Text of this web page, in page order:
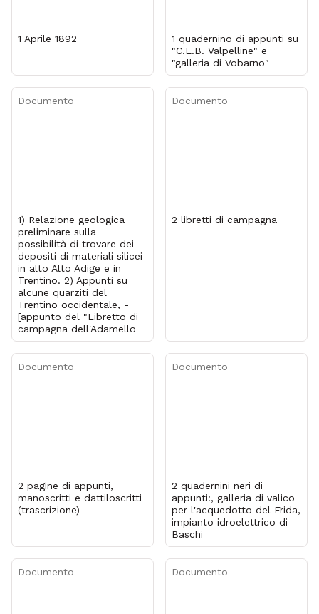
1 Aprile 1892
1 quadernino di appunti su
"C.E.B. Valpelline" e
"galleria di Vobarno"
Documento
1) Relazione geologica
preliminare sulla
possibilità di trovare dei
depositi di materiali silicei
in alto Alto Adige e in
Trentino. 2) Appunti su
alcune quarziti del
Trentino occidentale, -
[appunto del "Libretto di
campagna dell'Adamello
Documento
2 libretti di campagna
Documento
2 pagine di appunti,
manoscritti e dattiloscritti
(trascrizione)
Documento
2 quadernini neri di
appunti:, galleria di valico
per l'acquedotto del Frida,
impianto idroelettrico di
Baschi
Documento Documento